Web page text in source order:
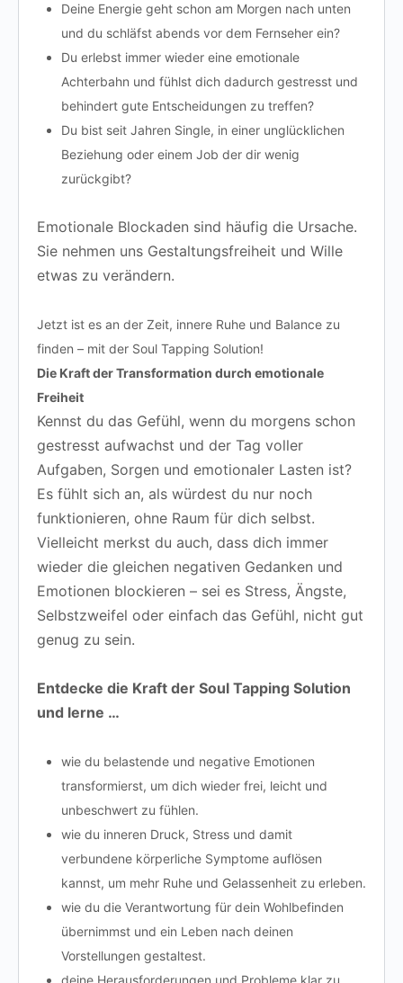
Deine Energie geht schon am Morgen nach unten
und du schläfst abends vor dem Fernseher ein?
Du erlebst immer wieder eine emotionale
Achterbahn und fühlst dich dadurch gestresst und
behindert gute Entscheidungen zu treffen?
Du bist seit Jahren Single, in einer unglücklichen
Beziehung oder einem Job der dir wenig
zurückgibt?
Emotionale Blockaden sind häufig die Ursache.
Sie nehmen uns Gestaltungsfreiheit und Wille
etwas zu verändern.
Jetzt ist es an der Zeit, innere Ruhe und Balance zu
finden – mit der Soul Tapping Solution!
Die Kraft der Transformation durch emotionale
Freiheit
Kennst du das Gefühl, wenn du morgens schon
gestresst aufwachst und der Tag voller
Aufgaben, Sorgen und emotionaler Lasten ist?
Es fühlt sich an, als würdest du nur noch
funktionieren, ohne Raum für dich selbst.
Vielleicht merkst du auch, dass dich immer
wieder die gleichen negativen Gedanken und
Emotionen blockieren – sei es Stress, Ängste,
Selbstzweifel oder einfach das Gefühl, nicht gut
genug zu sein.
Entdecke die Kraft der Soul Tapping Solution
und lerne …
wie du belastende und negative Emotionen
transformierst, um dich wieder frei, leicht und
unbeschwert zu fühlen.
wie du inneren Druck, Stress und damit
verbundene körperliche Symptome auflösen
kannst, um mehr Ruhe und Gelassenheit zu erleben.
wie du die Verantwortung für dein Wohlbefinden
übernimmst und ein Leben nach deinen
Vorstellungen gestaltest.
deine Herausforderungen und Probleme klar zu